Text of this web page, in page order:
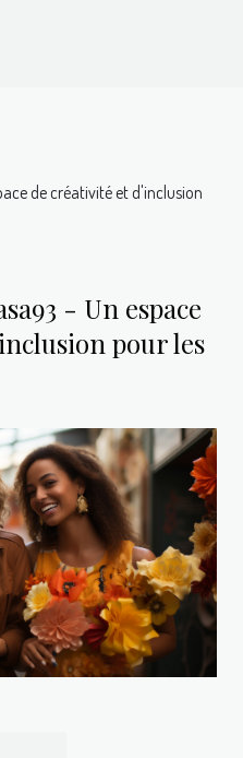
de créativité et d'inclusion
- Un espace
pour les